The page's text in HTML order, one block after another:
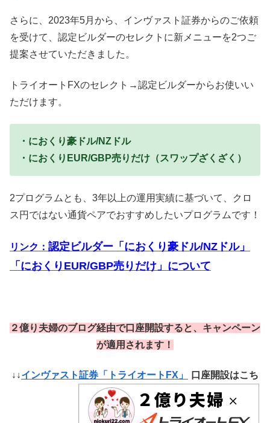
さらに、2023年5月から、インヴァスト証券からのご依頼
を受けて、認定ビルダーのセレクトに新メニューを2つご
提案させていただきました。
トライオートFXのセレクト→認定ビルダーからお使いい
ただけます。
・におくり豪ドル/NZドル
・におくりEUR/GBP売りだけ（スワップざくざく）
2プログラムとも、3年以上の運用実績に基づいて、クロ
ス円ではない通貨ペアでおすすめしたいプログラムです！
リンク： 認定ビルダー「におくり豪ドル/NZドル」
「におくりEUR/GBP売りだけ」について
２億り夫婦のブログ経由で口座開設すると、キャンペーン
が適用されます！
↓↓インヴァスト証券「トライオートFX」 口座開設はこち